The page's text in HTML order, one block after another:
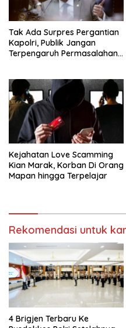
Tak Ada Surpres Pergantian
Kapolri, Publik Jangan
Terpengaruh Permasalahan
Kejahatan Love Scamming
Kian Marak, Korban Di Orang
Mapan hingga Terpelajar
Rekomendasi untuk
4 Brigjen Terbaru Ke